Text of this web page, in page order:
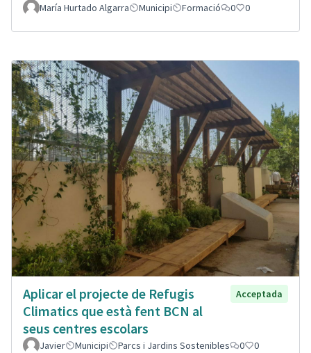
María Hurtado Algarra Municipi Formació 0 0
Aplicar el projecte de Refugis
Climatics que està fent BCN al
seus centres escolars
Acceptada
Javier Municipi Parcs i Jardins Sostenibles 0 0